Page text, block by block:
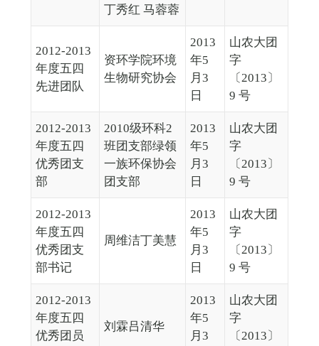
丁秀红 马蓉蓉
2012-2013
年度五四
先进团队
资环学院环境
生物研究协会
2013
年5
月3
日
山农大团
字
〔2013〕
9 号
2012-2013
年度五四
优秀团支
部
2010级环科2
班团支部绿领
一族环保协会
团支部
2013
年5
月3
日
山农大团
字
〔2013〕
9 号
2012-2013
年度五四
优秀团支
部书记
周维洁丁美慧
2013
年5
月3
日
山农大团
字
〔2013〕
9 号
2012-2013
年度五四
优秀团员
刘霖吕清华
2013
年5
月3
山农大团
字
〔2013〕